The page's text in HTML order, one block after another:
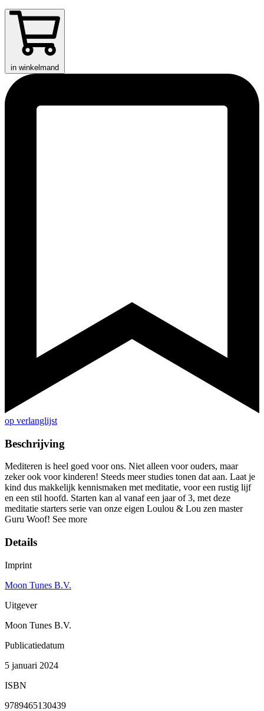
in winkelmand
op verlanglijst
Beschrijving
Mediteren is heel goed voor ons. Niet alleen voor ouders, maar
zeker ook voor kinderen! Steeds meer studies tonen dat aan. Laat je
kind dus makkelijk kennismaken met meditatie, voor een rustig lijf
en een stil hoofd. Starten kan al vanaf een jaar of 3, met deze
meditatie starters serie van onze eigen Loulou & Lou zen master
Guru Woof! See more
Details
Imprint
Moon Tunes B.V.
Uitgever
Moon Tunes B.V.
Publicatiedatum
5 januari 2024
ISBN
9789465130439